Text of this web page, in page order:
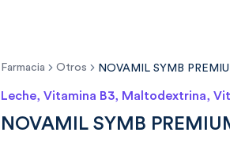
Farmacia Otros NOVAMIL SYMB
Leche, Vitamina B3, Maltodextrina,
NOVAMIL SYMB